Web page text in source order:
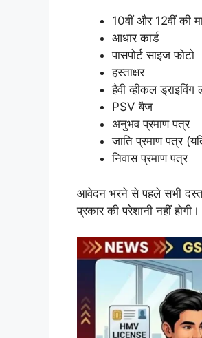
10वीं और 12वीं की
आधार कार्ड
पासपोर्ट साइज फोटो
हस्ताक्षर
हैवी व्हीकल ड्राइविंग
PSV बैज
अनुभव प्रमाण पत्र
जाति प्रमाण पत्र
निवास प्रमाण पत्र
आवेदन भरने से पहले सभी
प्रकार की परेशानी नहीं होगी।